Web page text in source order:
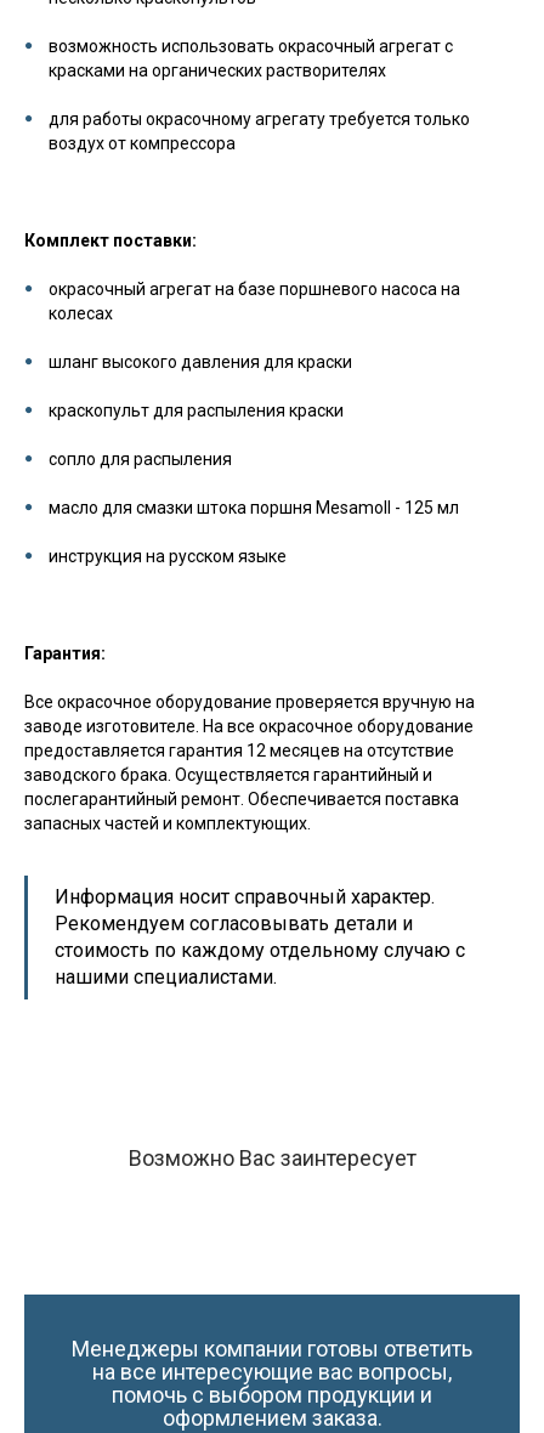
возможность использовать окрасочный агрегат с
красками на органических растворителях
для работы окрасочному агрегату требуется только
воздух от компрессора
Комплект поставки:
окрасочный агрегат на базе поршневого насоса на
колесах
шланг высокого давления для краски
краскопульт для распыления краски
сопло для распыления
масло для смазки штока поршня Mesamoll - 125 мл
инструкция на русском языке
Гарантия:
Все окрасочное оборудование проверяется вручную на
заводе изготовителе. На все окрасочное оборудование
предоставляется гарантия 12 месяцев на отсутствие
заводского брака. Осуществляется гарантийный и
послегарантийный ремонт. Обеспечивается поставка
запасных частей и комплектующих.
Информация носит справочный характер.
Рекомендуем согласовывать детали и
стоимость по каждому отдельному случаю с
нашими специалистами.
Возможно Вас заинтересует
Менеджеры компании готовы ответить
на все интересующие вас вопросы,
помочь с выбором продукции и
оформлением заказа.